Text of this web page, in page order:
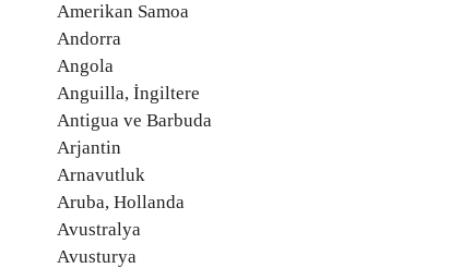
Amerikan Samoa
Andorra
Angola
Anguilla, İngiltere
Antigua ve Barbuda
Arjantin
Arnavutluk
Aruba, Hollanda
Avustralya
Avusturya